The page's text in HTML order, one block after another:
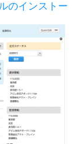
のインストー